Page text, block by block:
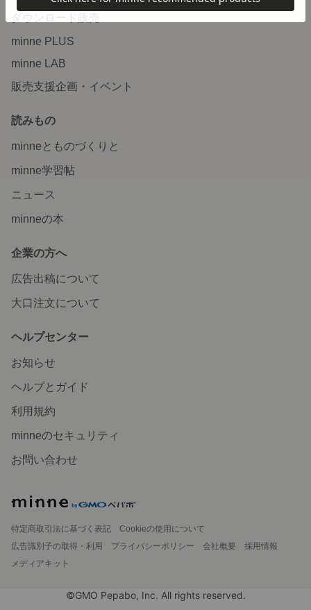
ダウンロード販売
minne PLUS
minne LAB
販売支援企画・イベント
読みもの
minneとものづくりと
minne学習帖
ニュース
minneの本
企業の方へ
広告出稿について
大口注文について
ヘルプセンター
お知らせ
ヘルプとガイド
利用規約
minneのセキュリティ
お問い合わせ
特定商取引法に基づく表記
Cookieの使用について
広告識別子の取得・利用
プライバシーポリシー 会社概要
採用情報
メディアキット
©GMO Pepabo, Inc. All rights reserved.